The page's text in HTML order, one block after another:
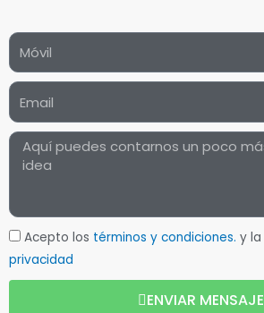
Acepto los términos y condiciones. y la
privacidad
ENVIAR MENSAJE